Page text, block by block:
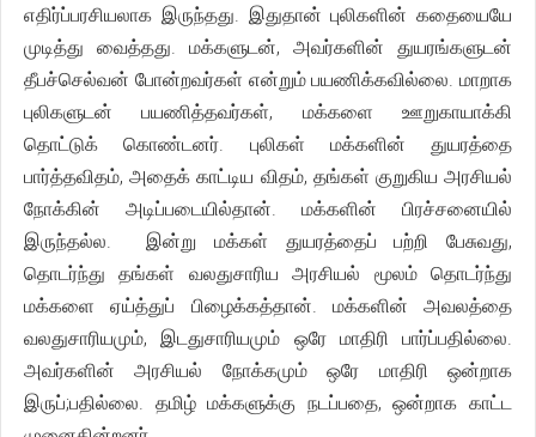
எதிர்ப்பரசியலாக இருந்தது. இதுதான் புலிகளின் கதையையே
முடித்து வைத்தது. மக்களுடன், அவர்களின் துயரங்களுடன்
தீபச்செல்வன் போன்றவர்கள் என்றும் பயணிக்கவில்லை. மாறாக
புலிகளுடன் பயணித்தவர்கள், மக்களை ஊறுகாயாக்கி
தொட்டுக் கொண்டனர். புலிகள் மக்களின் துயரத்தை
பார்த்தவிதம், அதைக் காட்டிய விதம், தங்கள் குறுகிய அரசியல்
நோக்கின் அடிப்படையில்தான். மக்களின் பிரச்சனையில்
இருந்தல்ல. இன்று மக்கள் துயரத்தைப் பற்றி பேசுவது,
தொடர்ந்து தங்கள் வலதுசாரிய அரசியல் மூலம் தொடர்ந்து
மக்களை ஏய்த்துப் பிழைக்கத்தான். மக்களின் அவலத்தை
வலதுசாரியமும், இடதுசாரியமும் ஒரே மாதிரி பார்ப்பதில்லை.
அவர்களின் அரசியல் நோக்கமும் ஒரே மாதிரி ஒன்றாக
இருப்;பதில்லை. தமிழ் மக்களுக்கு நடப்பதை, ஒன்றாக காட்ட